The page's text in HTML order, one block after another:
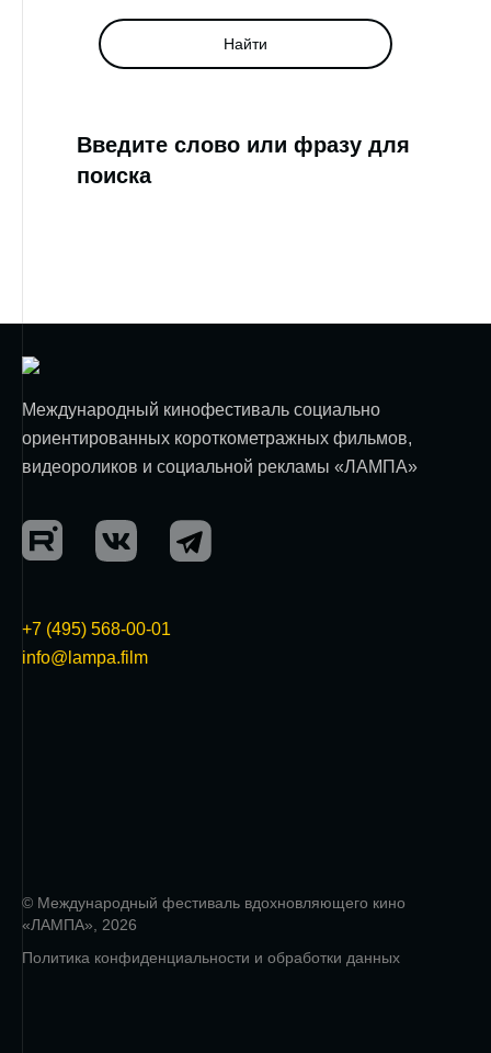
Найти
Введите слово или фразу для
поиска
Международный кинофестиваль социально
ориентированных короткометражных фильмов,
видеороликов и социальной рекламы «ЛАМПА»
+7 (495) 568-00-01
info@lampa.film
© Международный фестиваль вдохновляющего кино
«ЛАМПА», 2026
Политика конфиденциальности и обработки данных